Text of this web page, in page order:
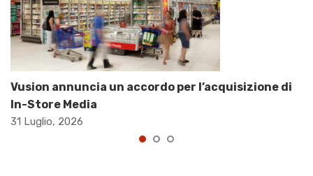
Vusion annuncia un accordo per l’acquisizione di
In-Store Media
31 Luglio, 2026